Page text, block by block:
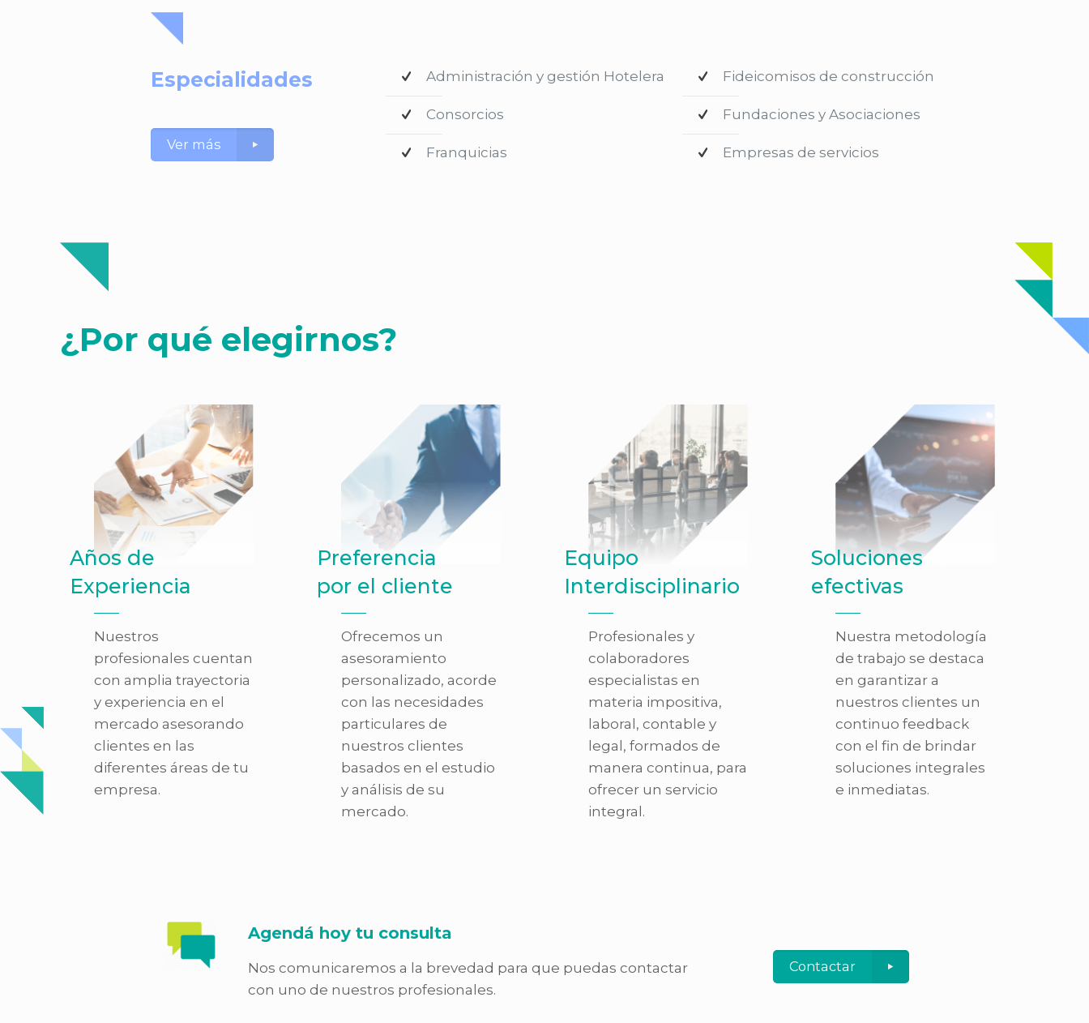
Especialidades
Ver más
Administración y gestión Hotelera
Consorcios
Franquicias
Fideicomisos de construcción
Fundaciones y Asociaciones
Empresas de servicios
¿Por qué elegirnos?
Años de
Experiencia
Nuestros
profesionales cuentan
con amplia trayectoria
y experiencia en el
mercado asesorando
clientes en las
diferentes áreas de tu
empresa.
Preferencia
por el cliente
Ofrecemos un
asesoramiento
personalizado, acorde
con las necesidades
particulares de
nuestros clientes
basados en el estudio
y análisis de su
mercado.
Equipo
Interdisciplinario
Profesionales y
colaboradores
especialistas en
materia impositiva,
laboral, contable y
legal, formados de
manera continua, para
ofrecer un servicio
integral.
Soluciones
efectivas
Nuestra metodología
de trabajo se destaca
en garantizar a
nuestros clientes un
continuo feedback
con el fin de brindar
soluciones integrales
e inmediatas.
Agendá hoy tu consulta
Nos comunicaremos a la brevedad para que puedas contactar
con uno de nuestros profesionales.
Contactar